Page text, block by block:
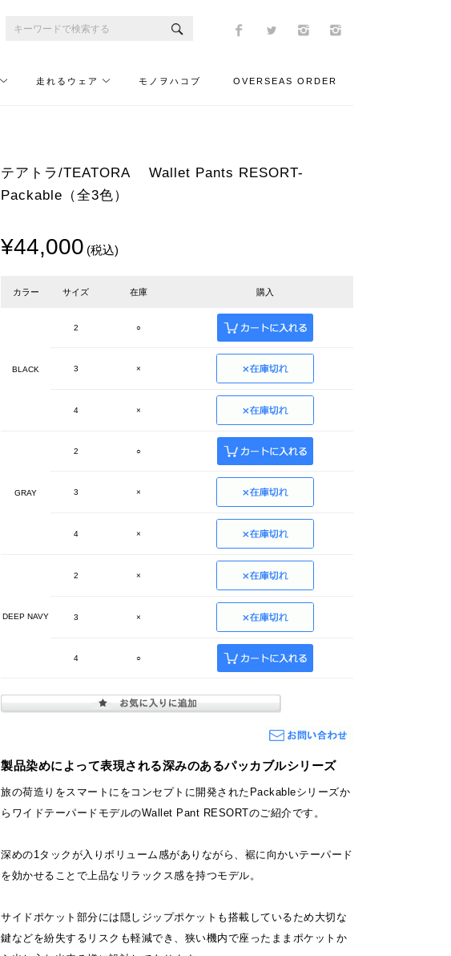
走れるウェア モノヲハコブ OVERSEAS ORDER
テアトラ/TEATORA Wallet Pants RESORT-
Packable（全3色）
¥44,000 (税込)
カラー サイズ 在庫 購入
BLACK
2 ○
3 ×
4 ×
GRAY
2 ○
3 ×
4 ×
DEEP NAVY
2 ×
3 ×
4 ○
製品染めによって表現される深みのあるパッカブルシリーズ
旅の荷造りをスマートにをコンセプトに開発されたPackableシリーズか
らワイドテーパードモデルのWallet Pant RESORTのご紹介です。
深めの1タックが入りボリューム感がありながら、裾に向かいテーパード
を効かせることで上品なリラックス感を持つモデル。
サイドポケット部分には隠しジップポケットも搭載しているため大切な
鍵などを紛失するリスクも軽減でき、狭い機内で座ったままポケットか